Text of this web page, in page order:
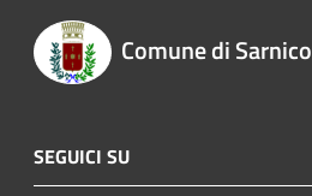
Comune di Sarnico
SEGUICI SU